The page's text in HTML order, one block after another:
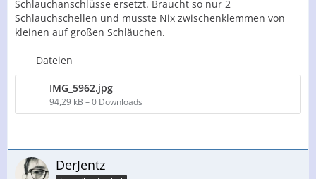
Schlauchanschlüsse ersetzt. Braucht so nur 2
Schlauchschellen und musste Nix zwischenklemmen von
kleinen auf großen Schläuchen.
Dateien
IMG_5962.jpg
94,29 kB – 0 Downloads
DerJentz